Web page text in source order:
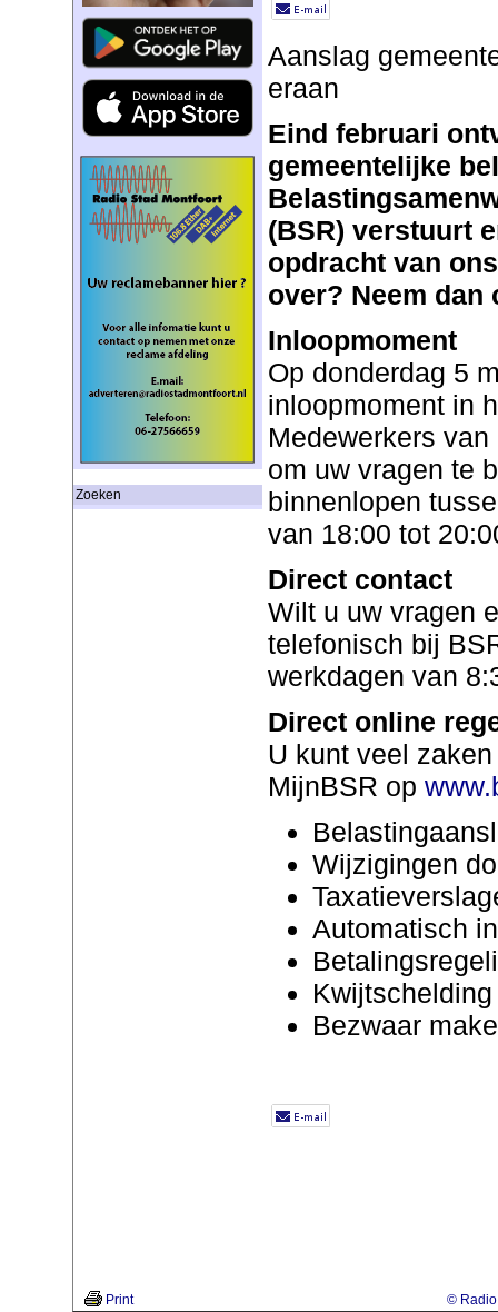
Zoeken
Aanslag
eraan
Eind februari
gemeentelijke
(BSR) verstuurt
opdracht van
over? Neem dan
Inloopmoment
Op donderdag 5
inloopmoment in
Medewerkers
om uw vragen te
binnenlopen
van 18:00 tot
Direct contact
Wilt u uw vragen
telefonisch bij
werkdagen van
Direct online
U kunt veel
MijnBSR op
Wijzigingen
Automatisch
Bezwaar
Print © Radio